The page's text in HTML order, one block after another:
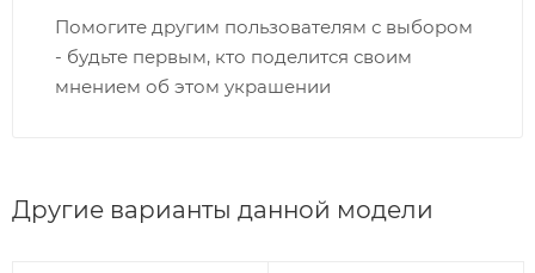
Помогите другим пользователям с выбором
- будьте первым, кто поделится своим
мнением об этом украшении
Другие варианты данной модели